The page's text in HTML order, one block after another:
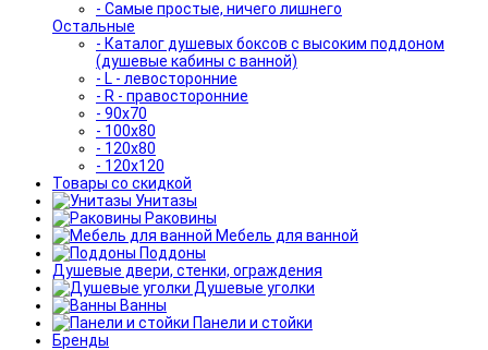
- Самые простые, ничего лишнего
Остальные
- Каталог душевых боксов с высоким поддоном
(душевые кабины с ванной)
- L - левосторонние
- R - правосторонние
- 90x70
- 100x80
- 120x80
- 120x120
Товары со скидкой
Унитазы
Раковины
Мебель для ванной
Поддоны
Душевые двери, стенки, ограждения
Душевые уголки
Ванны
Панели и стойки
Бренды